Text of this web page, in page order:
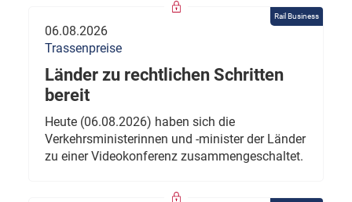
Rail Business
06.08.2026
Trassenpreise
Länder zu rechtlichen Schritten
bereit
Heute (06.08.2026) haben sich die
Verkehrsministerinnen und -minister der Länder
zu einer Videokonferenz zusammengeschaltet.